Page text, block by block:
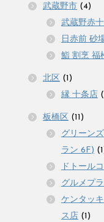
武蔵野市 (4)
武蔵野赤
日赤前 砂
鮨 割烹 福
北区 (1)
縁 十条店
板橋区 (11)
グリーン
ラン 6F)
ドトール
グルメプ
ケンタッ
ス店 (1)